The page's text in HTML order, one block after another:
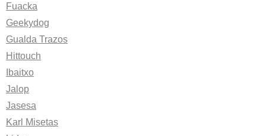
Fuacka
Geekydog
Gualda Trazos
Hittouch
Ibaitxo
Jalop
Jasesa
Karl Misetas